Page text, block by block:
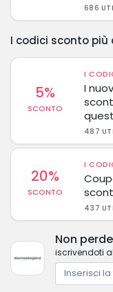
686
I codici sconto più
5%
SCONTO
I
I
487
20%
SCONTO
I
437
Non
iscrivendoti